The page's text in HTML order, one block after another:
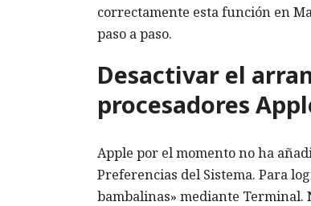
correctamente esta función en
paso a paso.
Desactivar el
procesadores
Apple por el momento no ha
Preferencias del Sistema. Para
bambalinas» mediante Terminal.